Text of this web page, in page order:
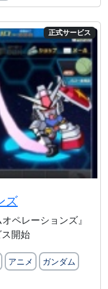
正式サービス
ズ
ペレーションズ』
開始
アニメ
ガンダム